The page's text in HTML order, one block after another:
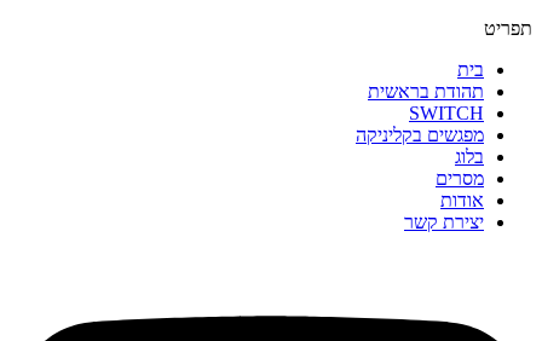
תפריט
בית
תהודת בראשית
SWITCH
מפגשים בקליניקה
בלוג
מסרים
אודות
יצירת קשר